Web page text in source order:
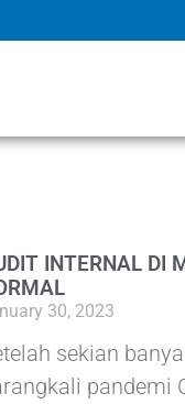
INTERNAL DI
30, 2023
sekian
pandemi